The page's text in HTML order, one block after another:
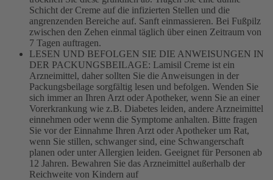
Schicht der Creme auf die infizierten Stellen und die
angrenzenden Bereiche auf. Sanft einmassieren. Bei Fußpilz
zwischen den Zehen einmal täglich über einen Zeitraum von
7 Tagen auftragen.
LESEN UND BEFOLGEN SIE DIE ANWEISUNGEN IN
DER PACKUNGSBEILAGE: Lamisil Creme ist ein
Arzneimittel, daher sollten Sie die Anweisungen in der
Packungsbeilage sorgfältig lesen und befolgen. Wenden Sie
sich immer an Ihren Arzt oder Apotheker, wenn Sie an einer
Vorerkrankung wie z.B. Diabetes leiden, andere Arzneimittel
einnehmen oder wenn die Symptome anhalten. Bitte fragen
Sie vor der Einnahme Ihren Arzt oder Apotheker um Rat,
wenn Sie stillen, schwanger sind, eine Schwangerschaft
planen oder unter Allergien leiden. Geeignet für Personen ab
12 Jahren. Bewahren Sie das Arzneimittel außerhalb der
Reichweite von Kindern auf